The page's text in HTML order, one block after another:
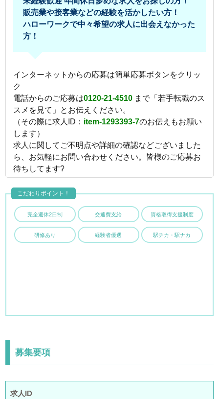
販売業や接客業などの経験を活かしたい方！
ハローワークで中々希望の求人に出会えなかった
方！
インターネットからの応募は簡単応募ボタンをクリッ
ク
電話からのご応募は0120-21-4510 まで「若手転職のス
スメを見て」とお伝えください。
（その際に求人ID： item-1293393-7のお伝えもお願い
します）
求人に関してご不明点や詳細の確認などございました
ら、お気軽にお問い合わせください。皆様のご応募お
待ちしてます?
完全週休2日制 交通費支給 資格取得支援制度
研修あり 経験者優遇 駅チカ・駅ナカ
こだわりポイント！
募集要項
求人ID